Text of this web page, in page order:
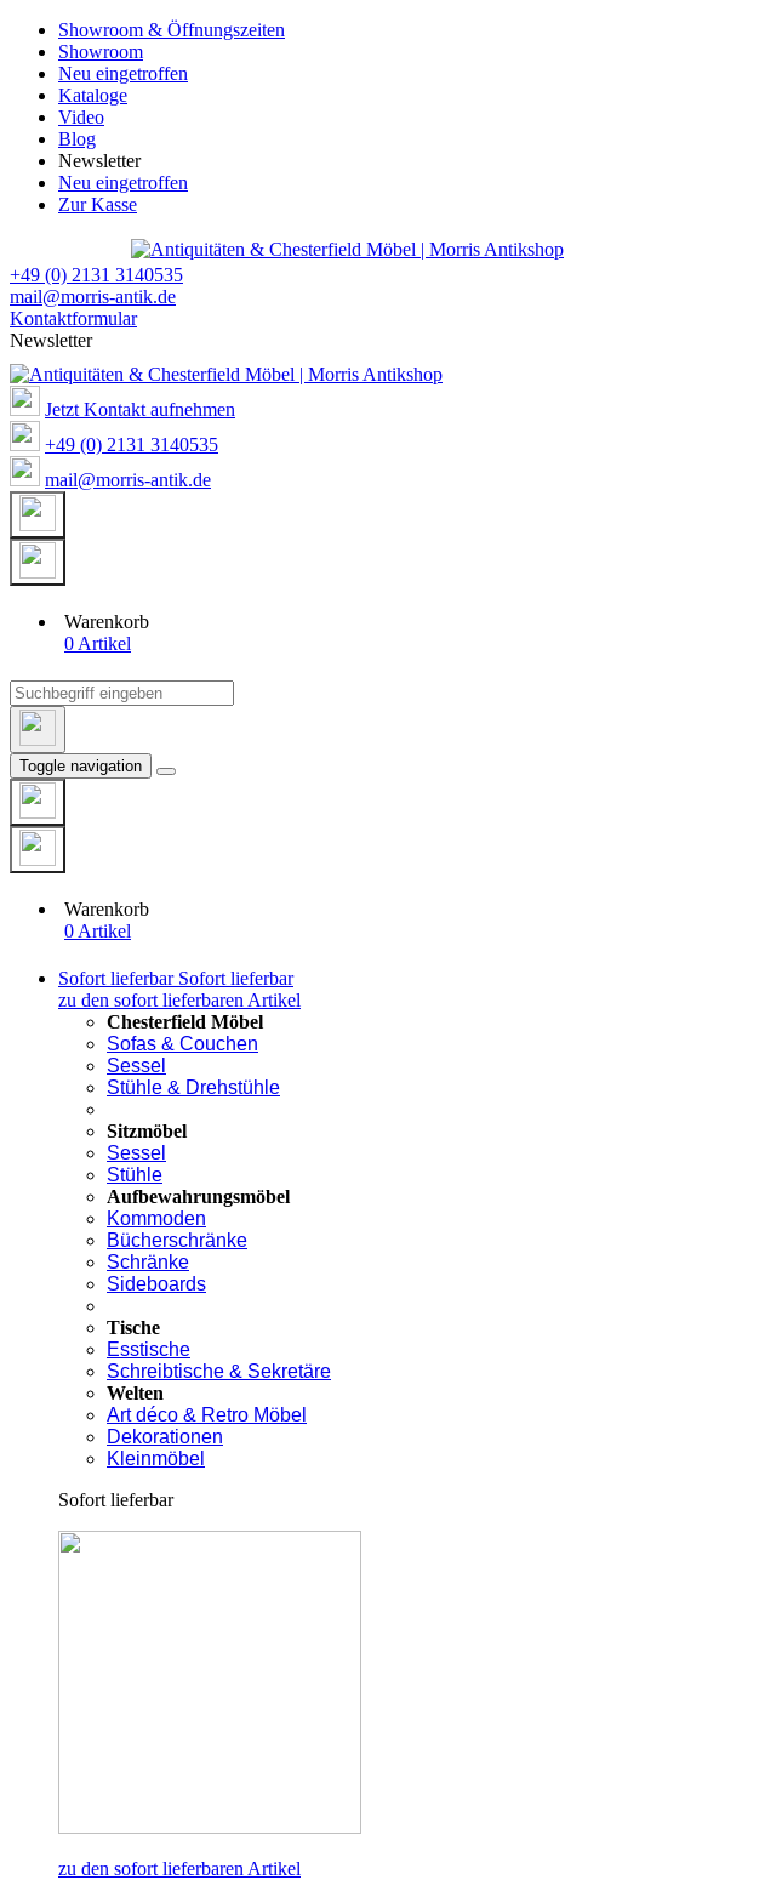
Showroom & Öffnungszeiten
Showroom
Neu eingetroffen
Kataloge
Video
Blog
Newsletter
Neu eingetroffen
Zur Kasse
+49 (0) 2131 3140535
mail@morris-antik.de
Kontaktformular
Newsletter
Jetzt Kontakt aufnehmen
+49 (0) 2131 3140535
mail@morris-antik.de
Warenkorb
0 Artikel
Toggle navigation
Warenkorb
0 Artikel
Sofort lieferbar Sofort lieferbar
zu den sofort lieferbaren Artikel
Chesterfield Möbel
Sofas & Couchen
Sessel
Stühle & Drehstühle
Sitzmöbel
Sessel
Stühle
Aufbewahrungsmöbel
Kommoden
Bücherschränke
Schränke
Sideboards
Tische
Esstische
Schreibtische & Sekretäre
Welten
Art déco & Retro Möbel
Dekorationen
Kleinmöbel
Sofort lieferbar
zu den sofort lieferbaren Artikel